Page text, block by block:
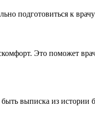
подготовиться к
Это поможет
выписка из истории